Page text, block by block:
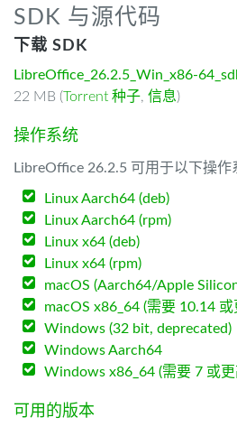
SDK 与源代码
下载 SDK
LibreOffice_26.2.5_Win_x86-
22 MB (Torrent 种子, 信息)
操作系统
LibreOffice 26.2.5 可用于以下操作
Linux Aarch64 (deb)
Linux Aarch64 (rpm)
Linux x64 (deb)
Linux x64 (rpm)
macOS (Aarch64/Apple
macOS x86_64 (需要 10.14
Windows (32 bit, deprecated)
Windows Aarch64
Windows x86_64 (需要 7 或
可用的版本